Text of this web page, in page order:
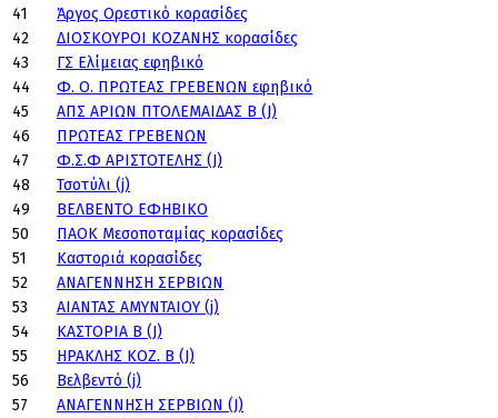
41
Άργος Ορεστικό κορασίδες
42
ΔΙΟΣΚΟΥΡΟΙ ΚΟΖΑΝΗΣ κορασίδες
43
ΓΣ Ελίμειας εφηβικό
44
Φ. Ο. ΠΡΩΤΕΑΣ ΓΡΕΒΕΝΩΝ εφηβικό
45
ΑΠΣ ΑΡΙΩΝ ΠΤΟΛΕΜΑΙΔΑΣ Β (J)
46
ΠΡΩΤΕΑΣ ΓΡΕΒΕΝΩΝ
47
Φ.Σ.Φ ΑΡΙΣΤΟΤΕΛΗΣ (J)
48
Τσοτύλι (j)
49
ΒΕΛΒΕΝΤΟ ΕΦΗΒΙΚΟ
50
ΠΑΟΚ Μεσοποταμίας κορασίδες
51
Καστοριά κορασίδες
52
ΑΝΑΓΕΝΝΗΣΗ ΣΕΡΒΙΩΝ
53
ΑΙΑΝΤΑΣ ΑΜΥΝΤΑΙΟΥ (j)
54
ΚΑΣΤΟΡΙΑ Β (J)
55
ΗΡΑΚΛΗΣ ΚΟΖ. Β (J)
56
Βελβεντό (j)
57
ΑΝΑΓΕΝΝΗΣΗ ΣΕΡΒΙΩΝ (J)